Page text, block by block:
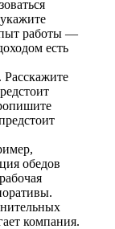
работы —
есть
обедов
компания.